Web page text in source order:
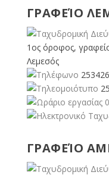
ΓΡΑΦΕΊΟ
1ος όροφος,
Λεμεσός
ΓΡΑΦΕΊΟ